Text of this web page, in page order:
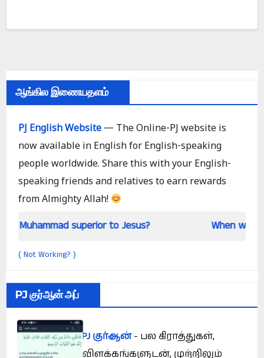
ஆங்கில இணையதளம்
PJ English Website — The Online-PJ website is
now available in English for English-speaking
people worldwide. Share this with your English-
speaking friends and relatives to earn rewards
from Almighty Allah!
to Jesus? When we meet
( Not Working? )
PJ குர்ஆன் அப்
PJ குர்ஆன்- பல கிராத்துகள்,
விளக்கங்களுடன், முற்றிலும்